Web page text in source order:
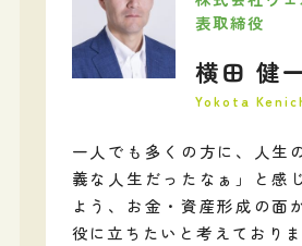
表取締役
横田 健
Yokota
一人でも多くの方に、人生
義な人生だったなぁ」と感
よう、お金・資産形成の面
役に立ちたいと考えており